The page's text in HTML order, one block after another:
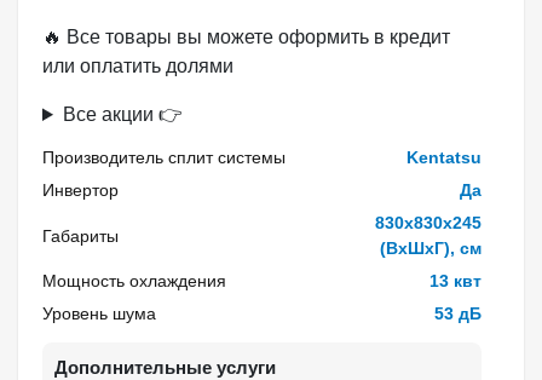
🔥 Все товары вы можете оформить в кредит
или оплатить долями
Все акции 👉
Производитель сплит системы
Kentatsu
Инвертор
Да
Габариты
830x830x245
(ВхШхГ), см
Мощность охлаждения
13 квт
Уровень шума
53 дБ
Дополнительные услуги